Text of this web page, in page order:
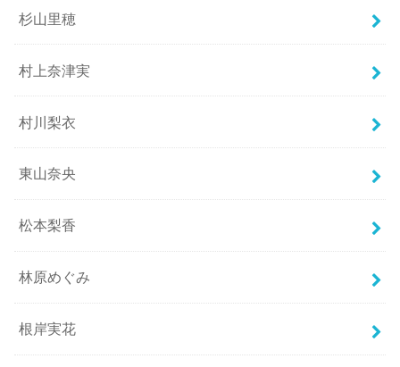
杉山里穂
村上奈津実
村川梨衣
東山奈央
松本梨香
林原めぐみ
根岸実花